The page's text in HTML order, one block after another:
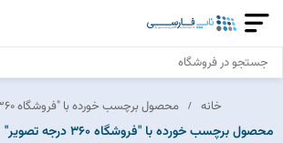
خانه محصول برچسب خورده با "فروشگاه 360 درجه تصویر"
محصول برچسب خورده با "فروشگاه 360 درجه تصویر"